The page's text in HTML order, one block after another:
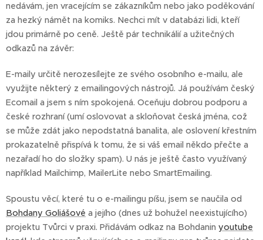
nedávám, jen vracejícím se zákazníkům nebo jako poděkování
za hezký námět na komiks. Nechci mít v databázi lidi, kteří
jdou primárně po ceně. Ještě pár technikálií a užitečných
odkazů na závěr:
E-maily určitě nerozesílejte ze svého osobního e-mailu, ale
využijte některý z emailingových nástrojů. Já používám český
Ecomail a jsem s ním spokojená. Oceňuju dobrou podporu a
české rozhraní (umí oslovovat a skloňovat česká jména, což
se může zdát jako nepodstatná banalita, ale oslovení křestním
prokazatelně přispívá k tomu, že si váš email někdo přečte a
nezařadí ho do složky spam). U nás je ještě často využívaný
například Mailchimp, MailerLite nebo SmartEmailing.
Spoustu věcí, které tu o e-mailingu píšu, jsem se naučila od
Bohdany Goliášové a jejího (dnes už bohužel neexistujícího)
projektu Tvůrci v praxi. Přidávám odkaz na Bohdanin youtube